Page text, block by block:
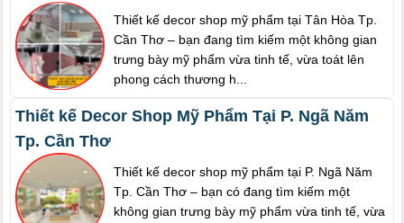
Thiết kế decor shop mỹ phẩm tại Tân Hòa Tp.
Cần Thơ – bạn đang tìm kiếm một không gian
trưng bày mỹ phẩm vừa tinh tế, vừa toát lên
phong cách thương h...
Thiết kế Decor Shop Mỹ Phẩm Tại P. Ngã Năm
Tp. Cần Thơ
Thiết kế decor shop mỹ phẩm tại P. Ngã Năm
Tp. Cần Thơ – bạn có đang tìm kiếm một
không gian trưng bày mỹ phẩm vừa tinh tế, vừa